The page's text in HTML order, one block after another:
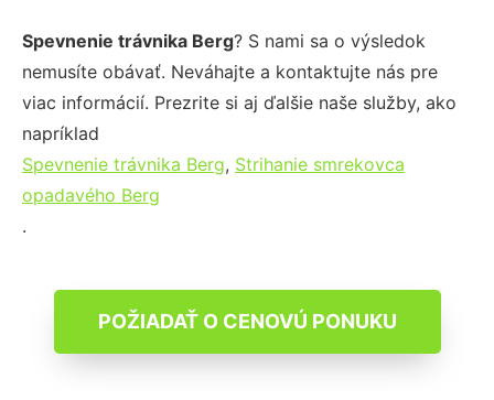
Spevnenie trávnika Berg? S nami sa o výsledok
nemusíte obávať. Neváhajte a kontaktujte nás pre
viac informácií. Prezrite si aj ďalšie naše služby, ako
napríklad
Spevnenie trávnika Berg, Strihanie smrekovca
opadavého Berg
.
POŽIADAŤ O CENOVÚ PONUKU